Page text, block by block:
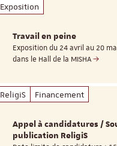
Exposition
Travail en peine
Exposition du 24 avril au 20
dans le Hall de la MISHA
ReligiS Financement
Appel à candidatures /
publication ReligiS